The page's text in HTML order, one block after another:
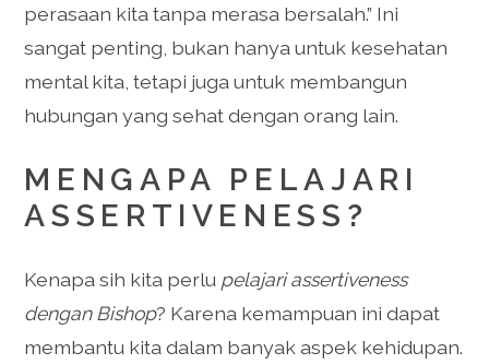
perasaan kita tanpa merasa bersalah.” Ini
sangat penting, bukan hanya untuk kesehatan
mental kita, tetapi juga untuk membangun
hubungan yang sehat dengan orang lain.
MENGAPA PELAJARI
ASSERTIVENESS?
Kenapa sih kita perlu pelajari assertiveness
dengan Bishop? Karena kemampuan ini dapat
membantu kita dalam banyak aspek kehidupan.